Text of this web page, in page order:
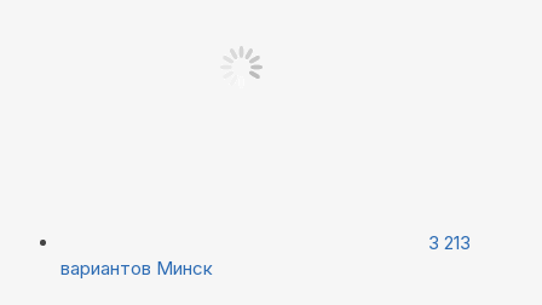
3 213
вариантов Минск